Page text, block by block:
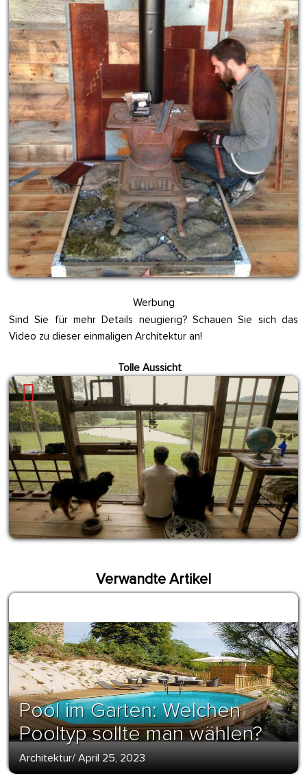
Werbung
Sind Sie für mehr Details neugierig? Schauen Sie sich das
Video zu dieser einmaligen Architektur an!
Tolle Aussicht
Verwandte Artikel
Pool im Garten: Welchen
Pooltyp sollte man wählen?
Architektur/April 25, 2023